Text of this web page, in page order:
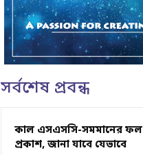
সর্বশেষ প্রবন্ধ
কাল এসএসসি-সমমানের ফল
প্রকাশ, জানা যাবে যেভাবে